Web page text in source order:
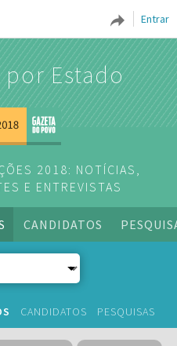
Entrar
Estado
2018: NOTÍCIAS,
E ENTREVISTAS
CANDIDATOS
CANDIDATOS PESQUISAS